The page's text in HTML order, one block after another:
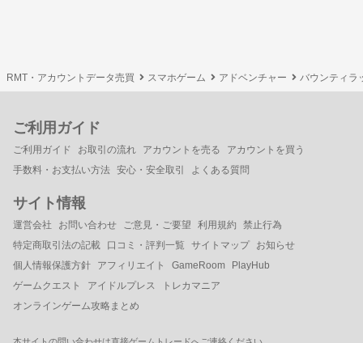
RMT・アカウントデータ売買 スマホゲーム アドベンチャー バウンティラ
ご利用ガイド
ご利用ガイド お取引の流れ アカウントを売る
アカウントを買う
手数料・お支払い方法 安心・安全取引 よくある質問
サイト情報
運営会社 お問い合わせ ご意見・ご要望 利用規約
禁止行為
特定商取引法の記載
口コミ・評判一覧 サイトマップ
お知らせ
個人情報保護方針
アフィリエイト GameRoom
PlayHub
ゲームクエスト
アイドルプレス
トレカマニア
オンラインゲーム攻略まとめ